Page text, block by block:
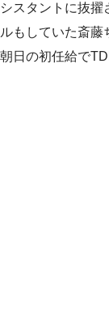
シスタントに抜
ルもしていた斎
朝日の初任給で